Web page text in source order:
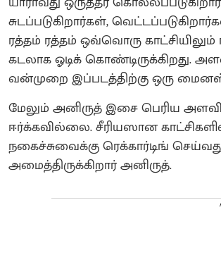
சுடப்படுகிறார்கள்,
ரத்தம் ரத்தம் ஒவ்வொரு
கடலாக ஓடிக் கொண்டிருக்கிறது.
வன்முறை இப்படத்திற்கு ஒரு
மேலும் அனிருத் இசை பெரிய
ஈர்க்கவில்லை. சீரியஸான
நகைச்சுவைக்கு ரெக்கார்டிங்
அமைத்திருக்கிறார் அனிருத்.